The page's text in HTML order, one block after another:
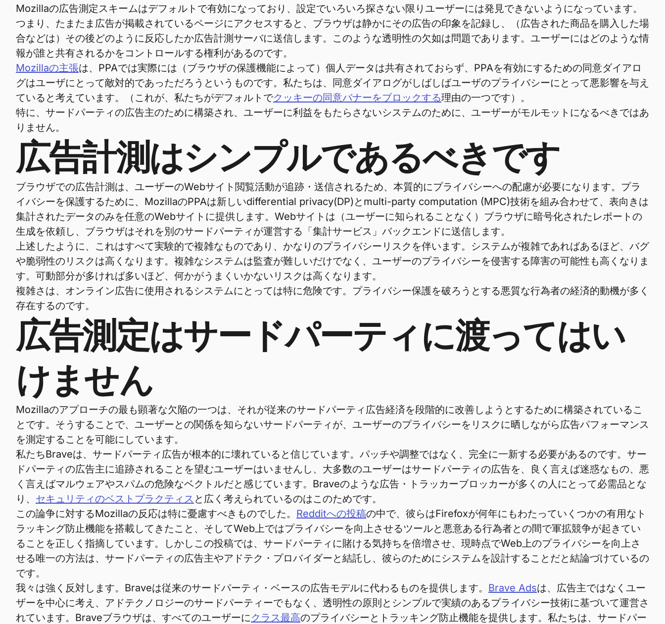
Mozillaの広告測定スキームはデフォルトで有効になっており、設定でいろいろ探さない限りユーザーには発見できないようになっています。
つまり、たまたま広告が掲載されているページにアクセスすると、ブラウザは静かにその広告の印象を記録し、（広告された商品を購入した場
合などは）その後どのように反応したか広告計測サーバに送信します。このような透明性の欠如は問題であります。ユーザーにはどのような情
報が誰と共有されるかをコントロールする権利があるのです。
Mozillaの主張は、PPAでは実際には（ブラウザの保護機能によって）個人データは共有されておらず、PPAを有効にするための同意ダイアロ
グはユーザにとって敵対的であっただろうというものです。私たちは、同意ダイアログがしばしばユーザのプライバシーにとって悪影響を与え
ていると考えています。（これが、私たちがデフォルトでクッキーの同意バナーをブロックする理由の一つです）。
特に、サードパーティの広告主のために構築され、ユーザーに利益をもたらさないシステムのために、ユーザーがモルモットになるべきではあ
りません。
広告計測はシンプルであるべきです
ブラウザでの広告計測は、ユーザーのWebサイト閲覧活動が追跡・送信されるため、本質的にプライバシーへの配慮が必要になります。プラ
イバシーを保護するために、MozillaのPPAは新しいdifferential privacy(DP)とmulti-party computation (MPC)技術を組み合わせて、表向きは
集計されたデータのみを任意のWebサイトに提供します。Webサイトは（ユーザーに知られることなく）ブラウザに暗号化されたレポートの
生成を依頼し、ブラウザはそれを別のサードパーティが運営する「集計サービス」バックエンドに送信します。
上述したように、これはすべて実験的で複雑なものであり、かなりのプライバシーリスクを伴います。システムが複雑であればあるほど、バグ
や脆弱性のリスクは高くなります。複雑なシステムは監査が難しいだけでなく、ユーザーのプライバシーを侵害する障害の可能性も高くなりま
す。可動部分が多ければ多いほど、何かがうまくいかないリスクは高くなります。
複雑さは、オンライン広告に使用されるシステムにとっては特に危険です。プライバシー保護を破ろうとする悪質な行為者の経済的動機が多く
存在するのです。
広告測定はサードパーティに渡ってはい
けません
Mozillaのアプローチの最も顕著な欠陥の一つは、それが従来のサードパーティ広告経済を段階的に改善しようとするために構築されているこ
とです。そうすることで、ユーザーとの関係を知らないサードパーティが、ユーザーのプライバシーをリスクに晒しながら広告パフォーマンス
を測定することを可能にしています。
私たちBraveは、サードパーティ広告が根本的に壊れていると信じています。パッチや調整ではなく、完全に一新する必要があるのです。サー
ドパーティの広告主に追跡されることを望むユーザーはいませんし、大多数のユーザーはサードパーティの広告を、良く言えば迷惑なもの、悪
く言えばマルウェアやスパムの危険なベクトルだと感じています。Braveのような広告・トラッカーブロッカーが多くの人にとって必需品とな
り、 セキュリティのベストプラクティス と広く考えられているのはこのためです。
この論争に対するMozillaの反応は特に憂慮すべきものでした。 Redditへの投稿の中で、彼らはFirefoxが何年にもわたっていくつかの有用なト
ラッキング防止機能を搭載してきたこと、そしてWeb上ではプライバシーを向上させるツールと悪意ある行為者との間で軍拡競争が起きてい
ることを正しく指摘しています。しかしこの投稿では、サードパーティに賭ける気持ちを倍増させ、現時点でWeb上のプライバシーを向上さ
せる唯一の方法は、サードパーティの広告主やアドテク・プロバイダーと結託し、彼らのためにシステムを設計することだと結論づけているの
です。
我々は強く反対します。Braveは従来のサードパーティ・ベースの広告モデルに代わるものを提供します。 Brave Adsは、広告主ではなくユー
ザーを中心に考え、アドテクノロジーのサードパーティーでもなく、透明性の原則とシンプルで実績のあるプライバシー技術に基づいて運営さ
れています。Braveブラウザは、すべてのユーザーにクラス最高のプライバシーとトラッキング防止機能を提供します。私たちは、サードパー